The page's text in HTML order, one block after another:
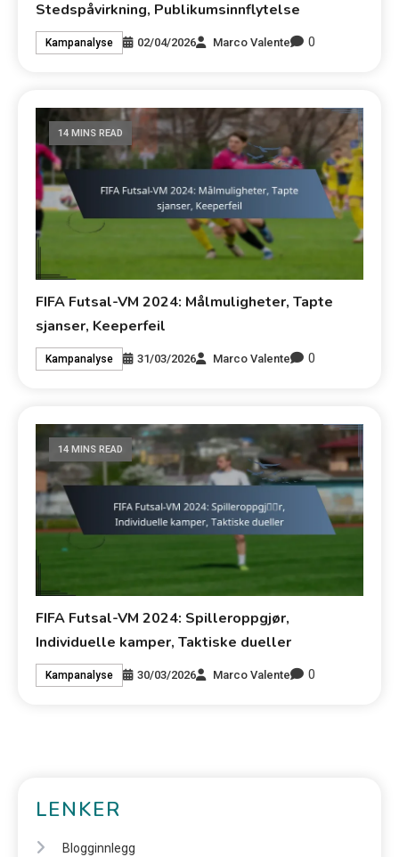
Stedspåvirkning, Publikumsinnflytelse
Kampanalyse 02/04/2026 Marco Valente 0
14 MINS READ
FIFA Futsal-VM 2024: Målmuligheter, Tapte
sjanser, Keeperfeil
Kampanalyse 31/03/2026 Marco Valente 0
14 MINS READ
FIFA Futsal-VM 2024: Spilleroppgjør,
Individuelle kamper, Taktiske dueller
Kampanalyse 30/03/2026 Marco Valente 0
LENKER
Blogginnlegg